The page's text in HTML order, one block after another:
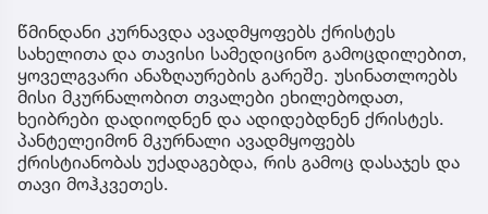
წმინდანი კურნავდა ავადმყოფებს ქრისტეს
სახელითა და თავისი სამედიცინო გამოცდილებით,
ყოველგვარი ანაზღაურების გარეშე. უსინათლოებს
მისი მკურნალობით თვალები ეხილებოდათ,
ხეიბრები დადიოდნენ და ადიდებდნენ ქრისტეს.
პანტელეიმონ მკურნალი ავადმყოფებს
ქრისტიანობას უქადაგებდა, რის გამოც დასაჯეს და
თავი მოჰკვეთეს.